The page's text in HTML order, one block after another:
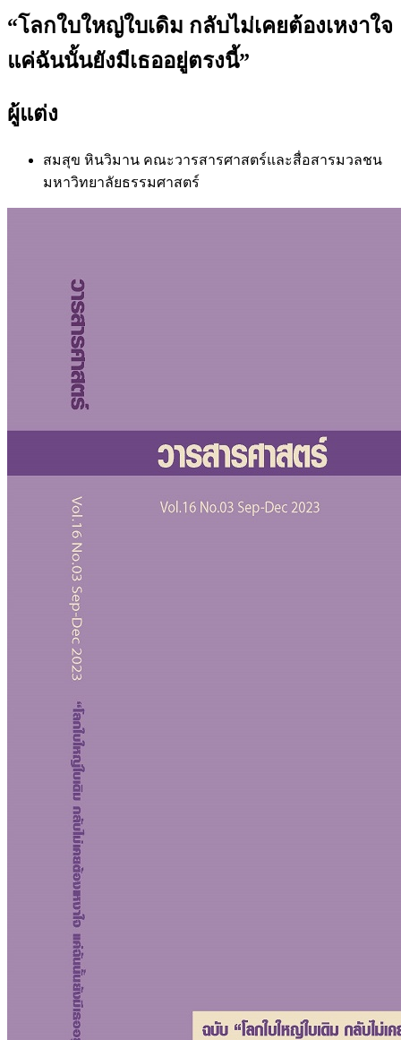
“โลกใบใหญ่ใบเดิม กลับไม่เคยต้องเหงาใจ
แค่ฉันนั้นยังมีเธออยู่ตรงนี้”
ผู้แต่ง
สมสุข หินวิมาน คณะวารสารศาสตร์และสื่อสารมวลชน
มหาวิทยาลัยธรรมศาสตร์